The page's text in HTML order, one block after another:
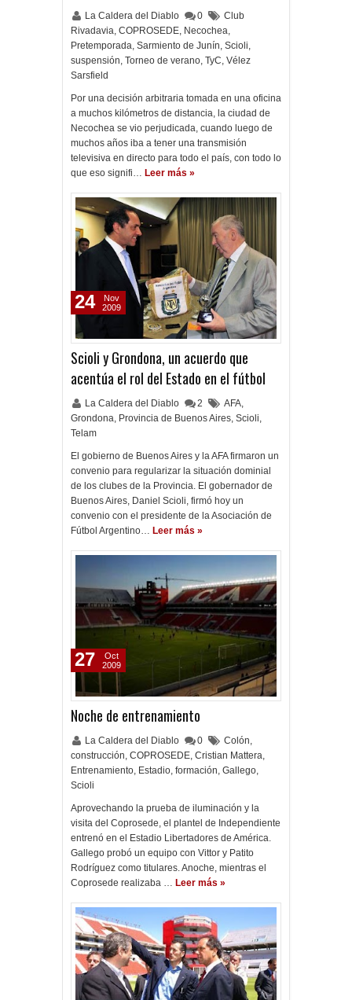
La Caldera del Diablo 0
Club
Rivadavia, COPROSEDE, Necochea,
Pretemporada, Sarmiento de Junín, Scioli,
suspensión, Torneo de verano, TyC, Vélez
Sarsfield
Por una decisión arbitraria tomada en una oficina
a muchos kilómetros de distancia, la ciudad de
Necochea se vio perjudicada, cuando luego de
muchos años iba a tener una transmisión
televisiva en directo para todo el país, con todo lo
que eso signifi… Leer más »
Scioli y Grondona, un acuerdo que
acentúa el rol del Estado en el fútbol
La Caldera del Diablo 2 AFA,
Grondona, Provincia de Buenos Aires, Scioli,
Telam
El gobierno de Buenos Aires y la AFA firmaron un
convenio para regularizar la situación dominial
de los clubes de la Provincia. El gobernador de
Buenos Aires, Daniel Scioli, firmó hoy un
convenio con el presidente de la Asociación de
Fútbol Argentino… Leer más »
24
Nov
2009
Noche de entrenamiento
La Caldera del Diablo 0 Colón,
construcción, COPROSEDE, Cristian Mattera,
Entrenamiento, Estadio, formación, Gallego,
Scioli
Aprovechando la prueba de iluminación y la
visita del Coprosede, el plantel de Independiente
entrenó en el Estadio Libertadores de América.
Gallego probó un equipo con Vittor y Patito
Rodríguez como titulares. Anoche, mientras el
Coprosede realizaba … Leer más »
27
Oct
2009